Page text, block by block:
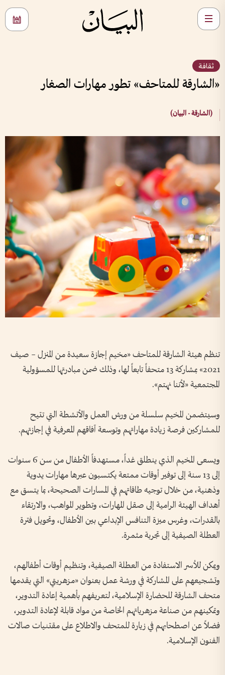
ثقافة
«الشارقة للمتاحف» تطور مهارات الصغار
(الشارقة - البيان)
تنظم هيئة الشارقة للمتاحف «مخيم إجازة سعيدة من المنزل – صيف
2021» بمشاركة 13 متحفاً تابعاً لها، وذلك ضمن مبادرتها للمسؤولية
المجتمعية «لأننا نهتم».
وسيتضمن المخيم سلسلة من ورش العمل والأنشطة التي تتيح
للمشاركين فرصة زيادة مهاراتهم وتوسعة آفاقهم المعرفية في إجازتهم.
ويسعى المخيم الذي ينطلق غداً، مستهدفاً الأطفال من سن 6 سنوات
إلى 13 سنة إلى توفير أوقات ممتعة يكتسبون عبرها مهارات يدوية
وذهنية، من خلال توجيه طاقاتهم في المسارات الصحيحة، بما يتسق مع
أهداف الهيئة الرامية إلى صقل المهارات، وتطوير المواهب، والارتقاء
بالقدرات، وغرس ميزة التنافس الإبداعي بين الأطفال، وتحويل فترة
العطلة الصيفية إلى تجربة مثمرة.
ويمكن للأسر الاستفادة من العطلة الصيفية، وتنظيم أوقات أطفالهم،
وتشجيعهم على المشاركة في ورشة عمل بعنوان «مزهريتي» التي يقدمها
متحف الشارقة للحضارة الإسلامية، لتعريفهم بأهمية إعادة التدوير،
وتمكينهم من صناعة مزهرياتهم الخاصة من مواد قابلة لإعادة التدوير،
فضلاً عن اصطحابهم في زيارة للمتحف والاطلاع على مقتنيات صالات
الفنون الإسلامية.